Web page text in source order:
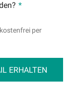
*
per
ERHALTEN